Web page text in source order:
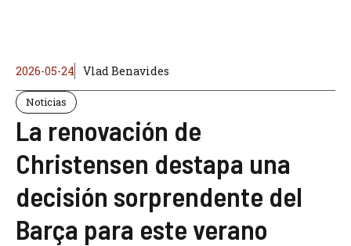
2026-05-24 Vlad Benavides
Noticias
La renovación de
Christensen destapa una
decisión sorprendente del
Barça para este verano